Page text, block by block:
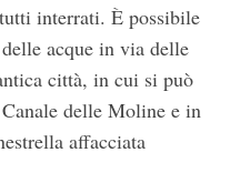
interrati. È possibile
acque in via delle
città, in cui si può
delle Moline e in
affacciata